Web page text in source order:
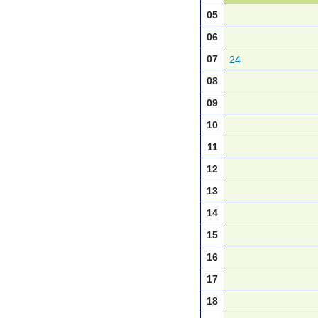
05
06
07
24
08
09
10
11
12
13
14
15
16
17
18